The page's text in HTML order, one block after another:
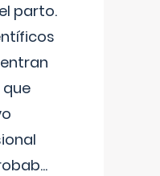
parto.
que
...